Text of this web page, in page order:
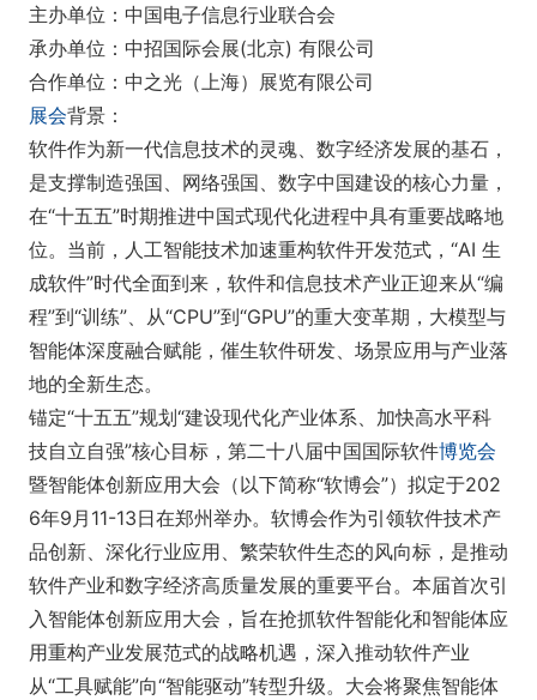
主办单位：中国电子信息行业联合会
承办单位：中招国际会展(北京) 有限公司
合作单位：中之光（上海）展览有限公司
展会背景：
软件作为新一代信息技术的灵魂、数字经济发展的基石，
是支撑制造强国、网络强国、数字中国建设的核心力量，
在“十五五”时期推进中国式现代化进程中具有重要战略地
位。当前，人工智能技术加速重构软件开发范式，“AI 生
成软件”时代全面到来，软件和信息技术产业正迎来从“编
程”到“训练”、从“CPU”到“GPU”的重大变革期，大模型与
智能体深度融合赋能，催生软件研发、场景应用与产业落
地的全新生态。
锚定“十五五”规划“建设现代化产业体系、加快高水平科
技自立自强”核心目标，第二十八届中国国际软件博览会
暨智能体创新应用大会（以下简称“软博会”）拟定于202
6年9月11-13日在郑州举办。软博会作为引领软件技术产
品创新、深化行业应用、繁荣软件生态的风向标，是推动
软件产业和数字经济高质量发展的重要平台。本届首次引
入智能体创新应用大会，旨在抢抓软件智能化和智能体应
用重构产业发展范式的战略机遇，深入推动软件产业
从“工具赋能”向“智能驱动”转型升级。大会将聚焦智能体